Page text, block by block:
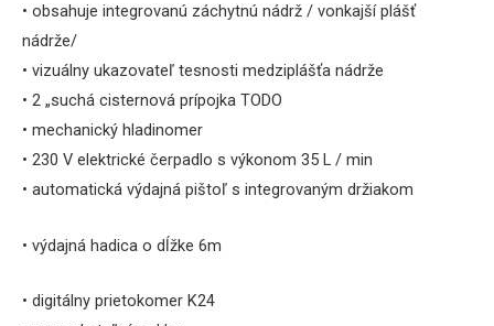
• obsahuje integrovanú záchytnú nádrž / vonkajší plášť
nádrže/
• vizuálny ukazovateľ tesnosti medziplášťa nádrže
• 2 „suchá cisternová prípojka TODO
• mechanický hladinomer
• 230 V elektrické čerpadlo s výkonom 35 L / min
• automatická výdajná pištoľ s integrovaným držiakom
• výdajná hadica o dĺžke 6m
• digitálny prietokomer K24